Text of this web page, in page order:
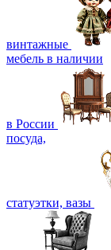
винтажные
мебель в наличии
в России
посуда,
статуэтки, вазы